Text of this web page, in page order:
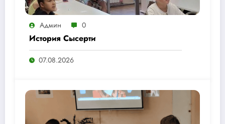
Админ 0
История Сысерти
07.08.2026